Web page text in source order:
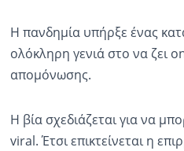
Η πανδημία υπήρξε ένας
ολόκληρη γενιά στο να ζει
απομόνωσης.
Η βία σχεδιάζεται για να
viral. Έτσι επικτείνεται η